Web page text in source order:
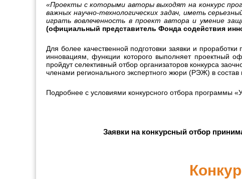
«Проекты с которыми авторы выходят на конкурс
важных научно-технологических задач, иметь
играть вовлеченность в проект автора и умение
(официальный представитель Фонда содействия
Для более качественной подготовки заявки и
инновациям, функции которого выполняет проектный
пройдут селективный отбор организаторов конкурса
членами регионального экспертного жюри (РЭЖ) в состав
Подробнее с условиями конкурсного отбора программы
Заявки на конкурсный отбор